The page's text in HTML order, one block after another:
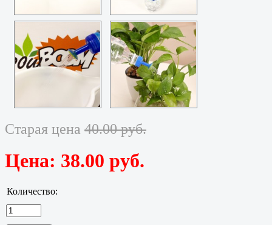
Старая цена 40.00 руб.
Цена: 38.00 руб.
Количество: